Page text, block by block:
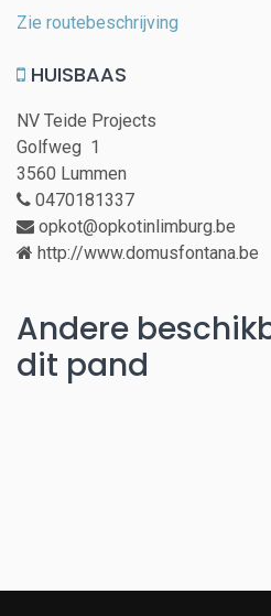
Zie routebeschrijving
HUISBAAS
NV Teide Projects
Golfweg 1
3560 Lummen
0470181337
opkot@opkotinlimburg.be
http://www.domusfontana.be
Andere
dit pand